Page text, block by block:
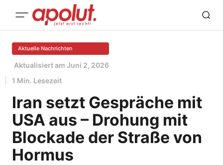
Aktuelle Nachrichten
Aktualisiert am Juni 2, 2026
1 Min. Lesezeit
Iran setzt Gespräche mit
USA aus – Drohung mit
Blockade der Straße von
Hormus